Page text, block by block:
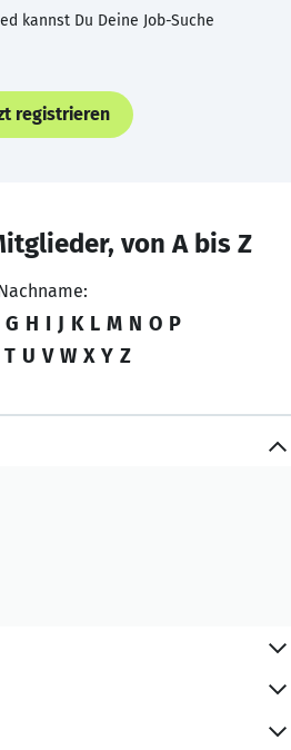
kannst Du Deine Job-Suche
registrieren
von A bis Z
G H I J K L M N O P
T U V W X Y Z